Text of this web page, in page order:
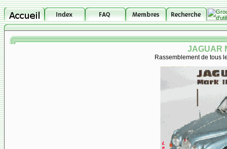
JAGUAR
Rassemblement de tous